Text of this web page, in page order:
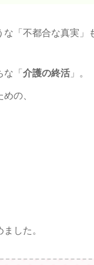
「不都合な真実」
「 介護の終活 」。
の、
した。